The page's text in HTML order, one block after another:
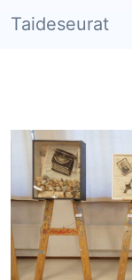
Taideseurat